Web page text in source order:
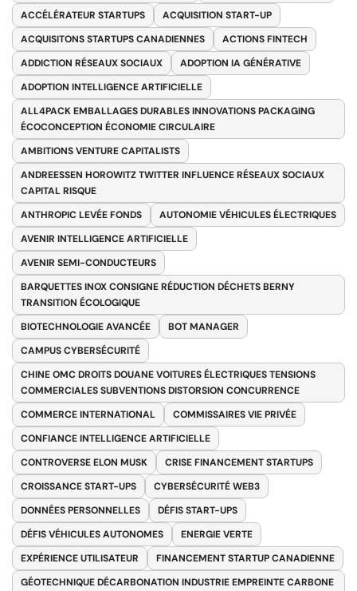
ACCÉLÉRATEUR STARTUPS
ACQUISITION START-UP
ACQUISITONS STARTUPS CANADIENNES
ACTIONS FINTECH
ADDICTION RÉSEAUX SOCIAUX
ADOPTION IA GÉNÉRATIVE
ADOPTION INTELLIGENCE ARTIFICIELLE
ALL4PACK EMBALLAGES DURABLES INNOVATIONS PACKAGING
ÉCOCONCEPTION ÉCONOMIE CIRCULAIRE
AMBITIONS VENTURE CAPITALISTS
ANDREESSEN HOROWITZ TWITTER INFLUENCE RÉSEAUX SOCIAUX
CAPITAL RISQUE
ANTHROPIC LEVÉE FONDS
AUTONOMIE VÉHICULES ÉLECTRIQUES
AVENIR INTELLIGENCE ARTIFICIELLE
AVENIR SEMI-CONDUCTEURS
BARQUETTES INOX CONSIGNE RÉDUCTION DÉCHETS BERNY
TRANSITION ÉCOLOGIQUE
BIOTECHNOLOGIE AVANCÉE
BOT MANAGER
CAMPUS CYBERSÉCURITÉ
CHINE OMC DROITS DOUANE VOITURES ÉLECTRIQUES TENSIONS
COMMERCIALES SUBVENTIONS DISTORSION CONCURRENCE
COMMERCE INTERNATIONAL
COMMISSAIRES VIE PRIVÉE
CONFIANCE INTELLIGENCE ARTIFICIELLE
CONTROVERSE ELON MUSK
CRISE FINANCEMENT STARTUPS
CROISSANCE START-UPS
CYBERSÉCURITÉ WEB3
DONNÉES PERSONNELLES
DÉFIS START-UPS
DÉFIS VÉHICULES AUTONOMES
ENERGIE VERTE
EXPÉRIENCE UTILISATEUR
FINANCEMENT STARTUP CANADIENNE
GÉOTECHNIQUE DÉCARBONATION INDUSTRIE EMPREINTE CARBONE